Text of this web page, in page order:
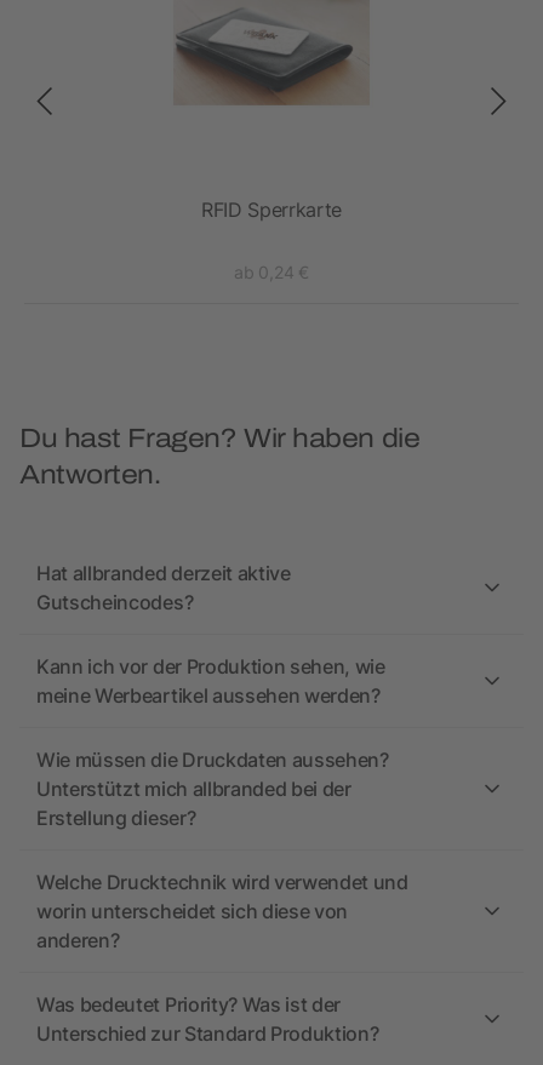
RFID Sperrkarte
ab 0,24 €
Du hast Fragen? Wir haben die
Antworten.
Hat allbranded derzeit aktive
Gutscheincodes?
Kann ich vor der Produktion sehen, wie
meine Werbeartikel aussehen werden?
Wie müssen die Druckdaten aussehen?
Unterstützt mich allbranded bei der
Erstellung dieser?
Welche Drucktechnik wird verwendet und
worin unterscheidet sich diese von
anderen?
Was bedeutet Priority? Was ist der
Unterschied zur Standard Produktion?